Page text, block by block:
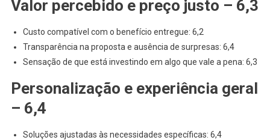
Valor percebido e preço justo – 6,3
Custo compatível com o benefício entregue: 6,2
Transparência na proposta e ausência de surpresas: 6,4
Sensação de que está investindo em algo que vale a pena: 6,3
Personalização e experiência geral
– 6,4
Soluções ajustadas às necessidades específicas: 6,4